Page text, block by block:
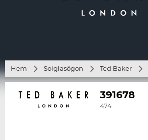
Hem Solglasögon Ted Baker
391678
474